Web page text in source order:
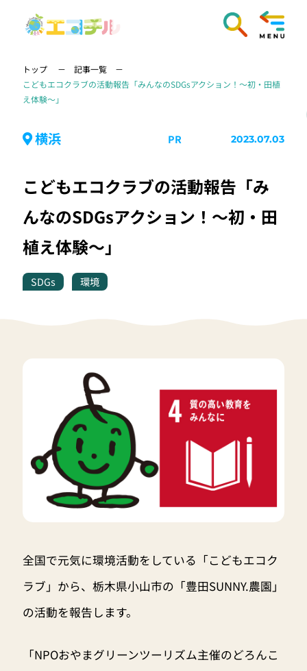
トップ
記事一覧
こどもエコクラブの活動報告「みんなのSDGsアクション！～初・田植
え体験～」
横浜 PR 2023.07.03
こどもエコクラブの活動報告「み
んなのSDGsアクション！～初・田
植え体験～」
SDGs 環境
全国で元気に環境活動をしている「こどもエコク
ラブ」から、栃木県小山市の「豊田SUNNY.農園」
の活動を報告します。
「NPOおやまグリーンツーリズム主催のどろんこ